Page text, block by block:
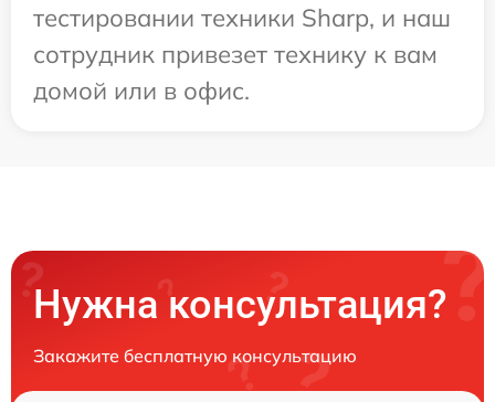
тестировании техники Sharp, и наш
сотрудник привезет технику к вам
домой или в офис.
Нужна консультация?
Закажите бесплатную консультацию